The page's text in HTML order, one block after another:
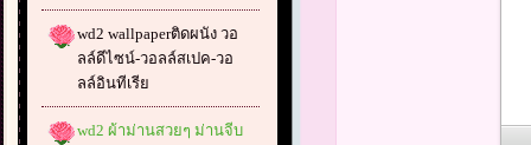
wd2 wallpaperติดผนัง วอ
ลล์ดีไซน์-วอลล์สเปค-วอ
ลล์อินทีเรีย
wd2 ผ้าม่านสวยๆ ม่านจีบ